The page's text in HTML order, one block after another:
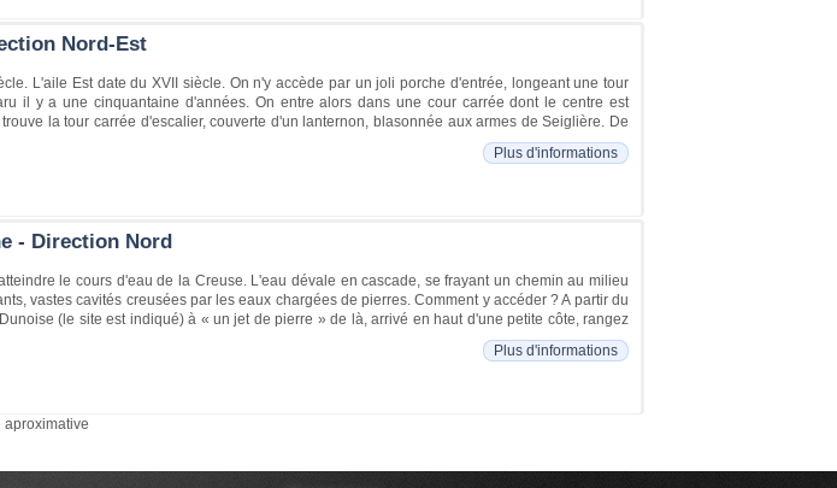
Nord-Est
L'aile Est date du XVII siècle. On n'y accède par un joli porche d'entrée, longeant une tour
il y a une cinquantaine d'années. On entre alors dans une cour carrée dont le centre est
la tour carrée d'escalier, couverte d'un lanternon, blasonnée aux armes de Seiglière. De
Plus d'informations
- Direction Nord
le cours d'eau de la Creuse. L'eau dévale en cascade, se frayant un chemin au milieu
vastes cavités creusées par les eaux chargées de pierres. Comment y accéder ? A partir du
(le site est indiqué) à « un jet de pierre » de là, arrivé en haut d'une petite côte, rangez
Plus d'informations
aproximative